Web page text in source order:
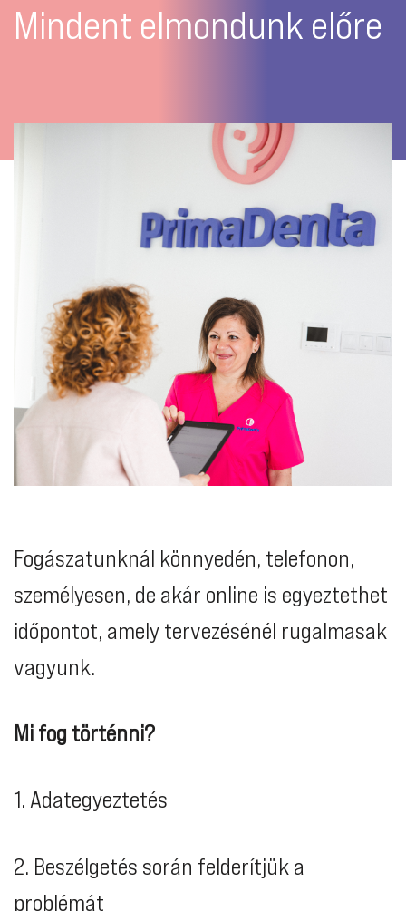
Mindent elmondunk előre
Fogászatunknál könnyedén, telefonon,
személyesen, de akár online is egyeztethet
időpontot, amely tervezésénél rugalmasak
vagyunk.
Mi fog történni?
1. Adategyeztetés
2. Beszélgetés során felderítjük a
problémát